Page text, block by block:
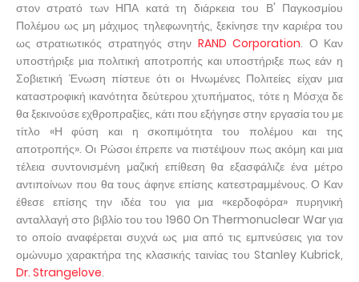
στον στρατό των ΗΠΑ κατά τη διάρκεια του Β' Παγκοσμίου
Πολέμου ως μη μάχιμος τηλεφωνητής, ξεκίνησε την καριέρα του
ως στρατιωτικός στρατηγός στην RAND Corporation. Ο Καν
υποστήριξε μια πολιτική αποτροπής και υποστήριξε πως εάν η
Σοβιετική Ένωση πίστευε ότι οι Ηνωμένες Πολιτείες είχαν μια
καταστροφική ικανότητα δεύτερου χτυπήματος, τότε η Μόσχα δε
θα ξεκινούσε εχθροπραξίες, κάτι που εξήγησε στην εργασία του με
τίτλο «Η φύση και η σκοπιμότητα του πολέμου και της
αποτροπής». Οι Ρώσοι έπρεπε να πιστέψουν πως ακόμη και μια
τέλεια συντονισμένη μαζική επίθεση θα εξασφάλιζε ένα μέτρο
αντιποίνων που θα τους άφηνε επίσης κατεστραμμένους. Ο Καν
έθεσε επίσης την ιδέα του για μια «κερδοφόρα» πυρηνική
ανταλλαγή στο βιβλίο του του 1960 On Thermonuclear War για
το οποίο αναφέρεται συχνά ως μια από τις εμπνεύσεις για τον
ομώνυμο χαρακτήρα της κλασικής ταινίας του Stanley Kubrick,
Dr. Strangelove.